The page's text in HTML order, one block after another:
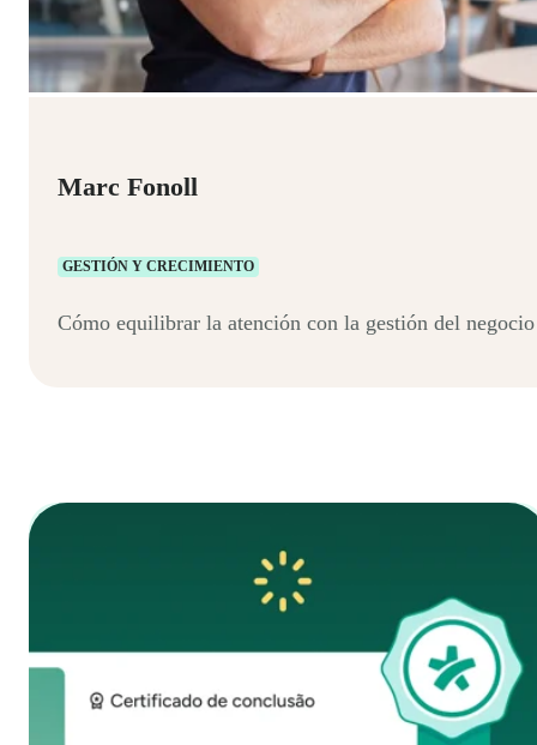
Marc Fonoll
GESTIÓN Y CRECIMIENTO
Cómo equilibrar la atención con la gestión del negocio